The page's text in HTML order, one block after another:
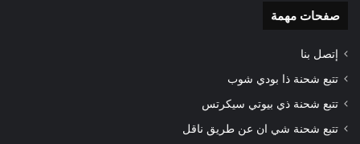
صفحات مهمة
إتصل بنا
تتبع شحنة ذا بودي شوب
تتبع شحنة ذي بيوتي سيكرتس
تتبع شحنة شي ان عن طريق ناقل